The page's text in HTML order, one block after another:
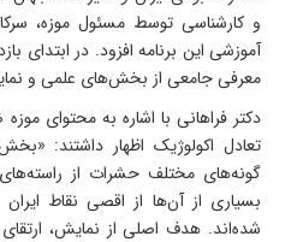
و کارشناسی توسط مسئول موزه،
آموزشی این برنامه افزود. در ابتدای
معرفی جامعی از بخش‌های علمی و
دکتر فراهانی با اشاره به محتوای
تعادل اکولوژیک اظهار داشتند:
گونه‌های مختلف حشرات از
بسیاری از آن‌ها از اقصی نقاط
شده‌اند. هدف اصلی از نمایش،